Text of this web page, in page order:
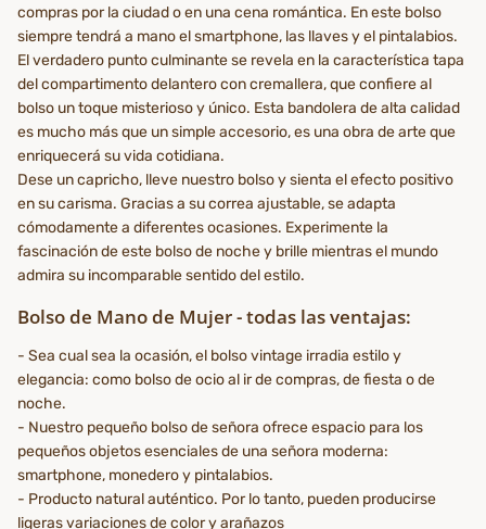
compras por la ciudad o en una cena romántica. En este bolso
siempre tendrá a mano el smartphone, las llaves y el pintalabios.
El verdadero punto culminante se revela en la característica tapa
del compartimento delantero con cremallera, que confiere al
bolso un toque misterioso y único. Esta bandolera de alta calidad
es mucho más que un simple accesorio, es una obra de arte que
enriquecerá su vida cotidiana.
Dese un capricho, lleve nuestro bolso y sienta el efecto positivo
en su carisma. Gracias a su correa ajustable, se adapta
cómodamente a diferentes ocasiones. Experimente la
fascinación de este bolso de noche y brille mientras el mundo
admira su incomparable sentido del estilo.
Bolso de Mano de Mujer - todas las ventajas:
- Sea cual sea la ocasión, el bolso vintage irradia estilo y
elegancia: como bolso de ocio al ir de compras, de fiesta o de
noche.
- Nuestro pequeño bolso de señora ofrece espacio para los
pequeños objetos esenciales de una señora moderna:
smartphone, monedero y pintalabios.
- Producto natural auténtico. Por lo tanto, pueden producirse
ligeras variaciones de color y arañazos